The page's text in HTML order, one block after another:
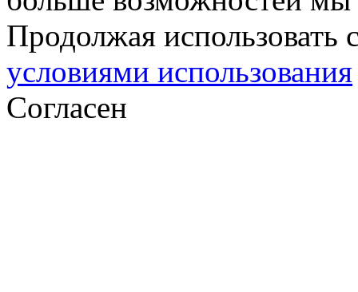
Продолжая использовать
условиями использования
Согласен